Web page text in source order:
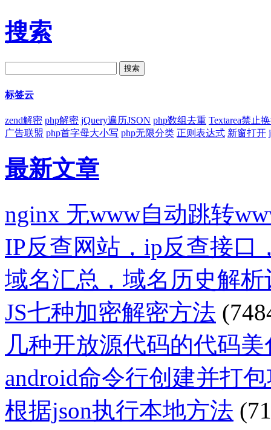
搜索
标签云
zend解密 php解密 jQuery遍历JSON php数组去重 Textarea禁止
广告联盟 php首字母大小写 php无限分类 正则表达式 新窗打开
最新文章
nginx 无www自动跳转
IP反查网站，ip反查接口
域名汇总，域名历史解
JS七种加密解密方法
几种开放源代码的代码
android命令行创建并打
根据json执行本地方法